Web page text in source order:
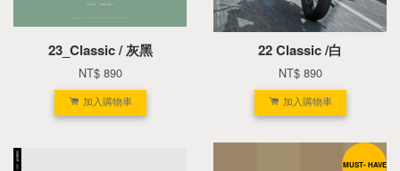
23_Classic / 灰黑
NT$ 890
加入購物車
22 Classic /白
NT$ 890
加入購物車
MUST- HAVE